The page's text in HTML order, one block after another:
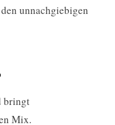
unnachgiebigen
bringt
Mix.